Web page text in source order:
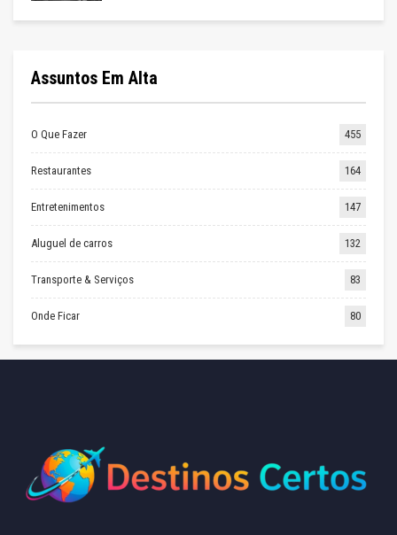
Assuntos Em Alta
O Que Fazer 455
Restaurantes 164
Entretenimentos 147
Aluguel de carros 132
Transporte & Serviços 83
Onde Ficar 80